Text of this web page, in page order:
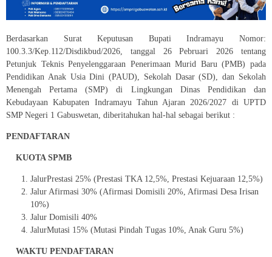
Berdasarkan Surat Keputusan Bupati Indramayu Nomor:
100.3.3/Kep.112/Disdikbud/2026, tanggal 26 Pebruari 2026 tentang
Petunjuk Teknis Penyelenggaraan Penerimaan Murid Baru (PMB) pada
Pendidikan Anak Usia Dini (PAUD), Sekolah Dasar (SD), dan Sekolah
Menengah Pertama (SMP) di Lingkungan Dinas Pendidikan dan
Kebudayaan Kabupaten Indramayu Tahun Ajaran 2026/2027 di UPTD
SMP Negeri 1 Gabuswetan, diberitahukan hal-hal sebagai berikut :
PENDAFTARAN
KUOTA SPMB
JalurPrestasi 25% (Prestasi TKA 12,5%, Prestasi Kejuaraan 12,5%)
Jalur Afirmasi 30% (Afirmasi Domisili 20%, Afirmasi Desa Irisan
10%)
Jalur Domisili 40%
JalurMutasi 15% (Mutasi Pindah Tugas 10%, Anak Guru 5%)
WAKTU PENDAFTARAN